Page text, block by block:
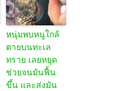
หนุ่มพบหนูใกล้
ตายบนทะเล
ทราย เลยหยุด
ช่วยจนมันฟื้น
ขึ้น และส่งมัน